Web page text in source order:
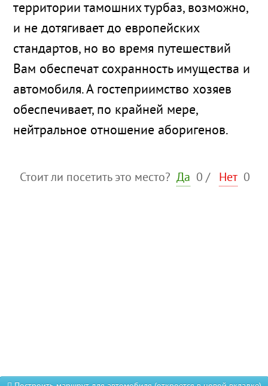
территории тамошних турбаз, возможно,
и не дотягивает до европейских
стандартов, но во время путешествий
Вам обеспечат сохранность имущества и
автомобиля. А гостеприимство хозяев
обеспечивает, по крайней мере,
нейтральное отношение аборигенов.
Стоит ли посетить это место? Да 0 / Нет 0